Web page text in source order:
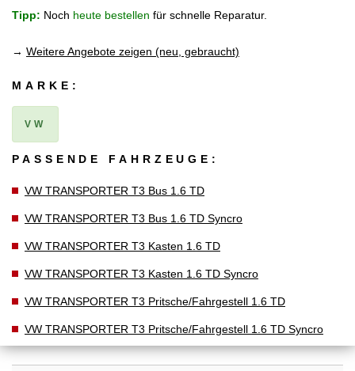
Tipp: Noch heute bestellen für schnelle Reparatur.
→ Weitere Angebote zeigen (neu, gebraucht)
MARKE:
VW
PASSENDE FAHRZEUGE:
VW TRANSPORTER T3 Bus 1.6 TD
VW TRANSPORTER T3 Bus 1.6 TD Syncro
VW TRANSPORTER T3 Kasten 1.6 TD
VW TRANSPORTER T3 Kasten 1.6 TD Syncro
VW TRANSPORTER T3 Pritsche/Fahrgestell 1.6 TD
VW TRANSPORTER T3 Pritsche/Fahrgestell 1.6 TD Syncro